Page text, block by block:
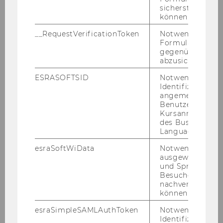
begrenzt, es gilt „first
come, first served“.
Du musst leider
absagen? Dann schick
uns bitte eine kurzeE-
, damit mir deinen
Platz einem anderen
Studierenden anbieten
sicherstellen zu
können.
__RequestVerificationToken
Notwendig, um
gegenüber
abzusichern.
ESRASOFTSID
Notwendig zur
Identifizierung
angemeldeten
Benutzers im
des Business
Language
esraSoftWiData
Notwendig um
ausgewählte
und
Besuchers
nachverfolgen
können.
esraSimpleSAMLAuthToken
Notwendig zur
Identifizierung